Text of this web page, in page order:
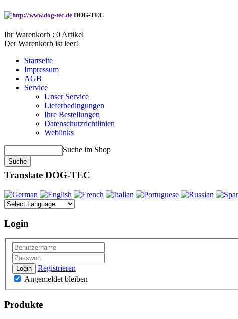
DOG-TEC
Ihr Warenkorb : 0 Artikel
Der Warenkorb ist leer!
Startseite
Impressum
AGB
Service
Unser Service
Lieferbedingungen
Ihre Bestellungen
Datenschutzrichtlinien
Weblinks
Suche im Shop
Translate DOG-TEC
Login
Login
Registrieren
Angemeldet bleiben
Produkte